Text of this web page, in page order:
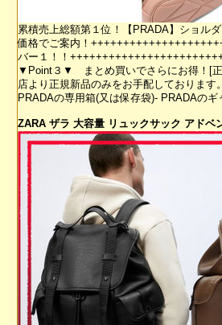
累積売上総額第１位！【PRADA】ショル
価格でご案内！
バー１！！
▼Point３▼ まとめ買いでさらにお得！[正
店より正規新品のみをお手配しておりま
PRADAの専用箱(又は保存袋)- PRADAのギ
ZARA ザラ 大容量 リュックサック アドベ